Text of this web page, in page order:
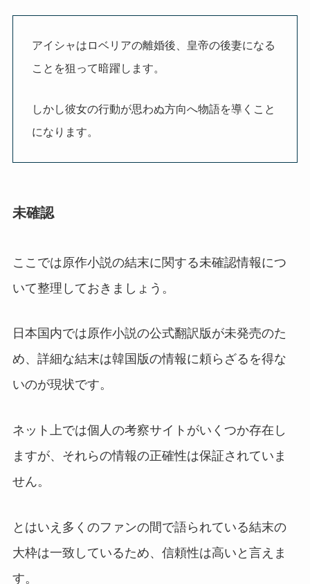
アイシャはロベリアの離婚後、皇帝の後妻になる
ことを狙って暗躍します。
しかし彼女の行動が思わぬ方向へ物語を導くこと
になります。
未確認
ここでは原作小説の結末に関する未確認情報につ
いて整理しておきましょう。
日本国内では原作小説の公式翻訳版が未発売のた
め、詳細な結末は韓国版の情報に頼らざるを得な
いのが現状です。
ネット上では個人の考察サイトがいくつか存在し
ますが、それらの情報の正確性は保証されていま
せん。
とはいえ多くのファンの間で語られている結末の
大枠は一致しているため、信頼性は高いと言えま
す。